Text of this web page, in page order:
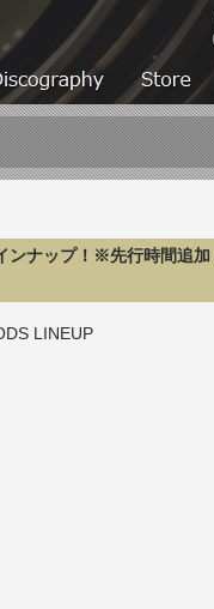
ンナップ！※先行時間追加
LINEUP